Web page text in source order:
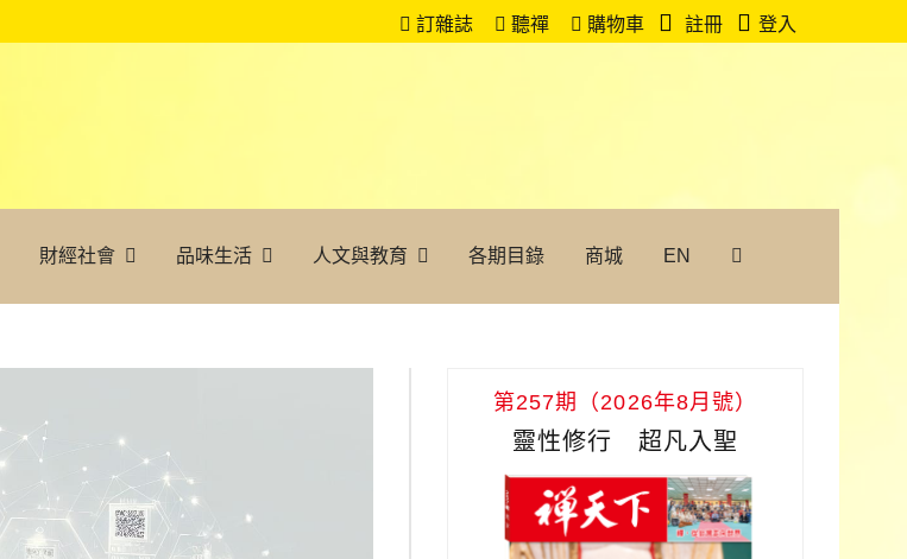
訂雜誌 聽禪 購物車 註冊 登入
財經社會 品味生活 人文與教育 各期目錄 商城 EN
第257期（2026年8月號）
靈性修行 超凡入聖